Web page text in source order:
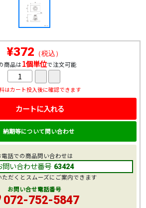
¥372 （税込）
商品は1個単位で注文可能
はカート投入後に確認できます
カートに入れる
納期等について問い合わせ
電話での商品問い合わせは
問い合わせ番号 63424
ただくとスムーズにご案内できます
お問い合せ電話番号
072-752-5847